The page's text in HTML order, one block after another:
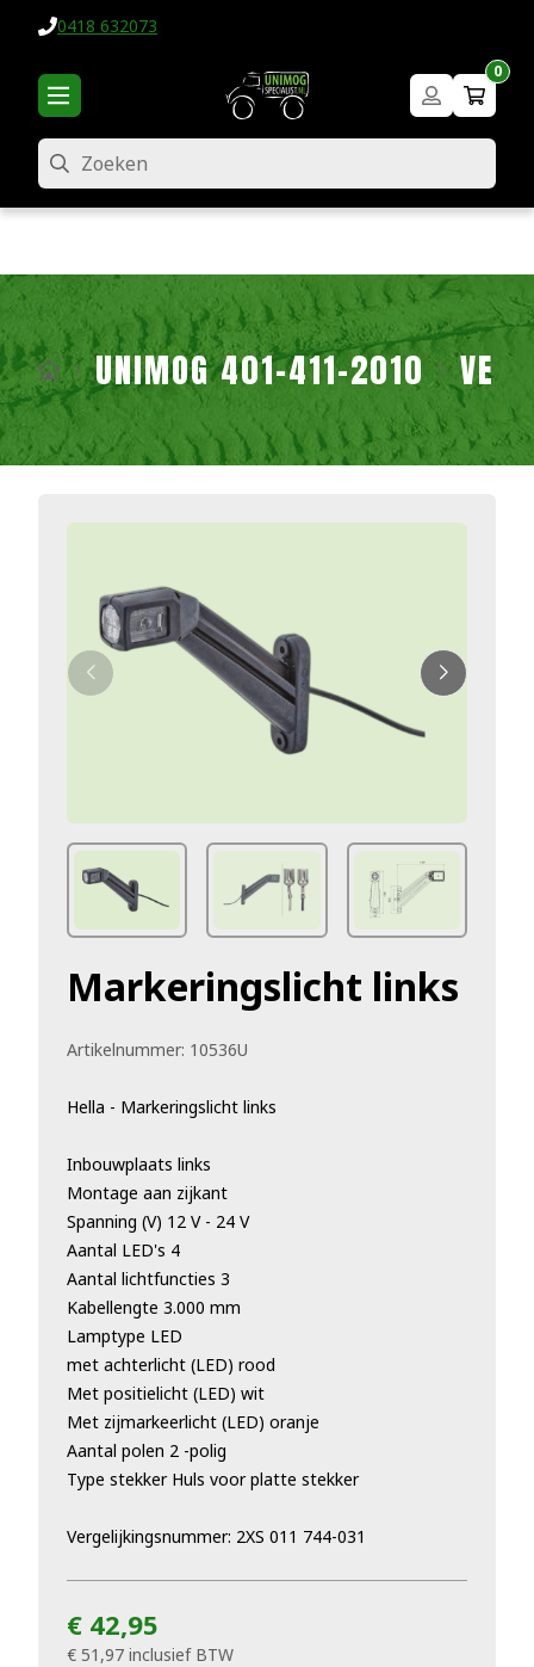
0418 632073
0
Zoeken
UNIMOG 401-411-2010
Markeringslicht links
Artikelnummer: 10536U
Hella - Markeringslicht links
Inbouwplaats links
Montage aan zijkant
Spanning (V) 12 V - 24 V
Aantal LED's 4
Aantal lichtfuncties 3
Kabellengte 3.000 mm
Lamptype LED
met achterlicht (LED) rood
Met positielicht (LED) wit
Met zijmarkeerlicht (LED) oranje
Aantal polen 2 -polig
Type stekker Huls voor platte stekker
Vergelijkingsnummer: 2XS 011 744-031
€ 42,95
€ 51,97 inclusief BTW